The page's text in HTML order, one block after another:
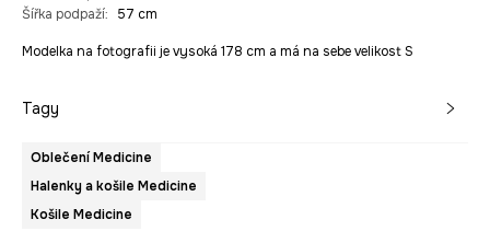
Šířka podpaží: 57 cm
Modelka na fotografii je vysoká 178 cm a má na sebe velikost S
Tagy
Oblečení Medicine
Halenky a košile Medicine
Košile Medicine